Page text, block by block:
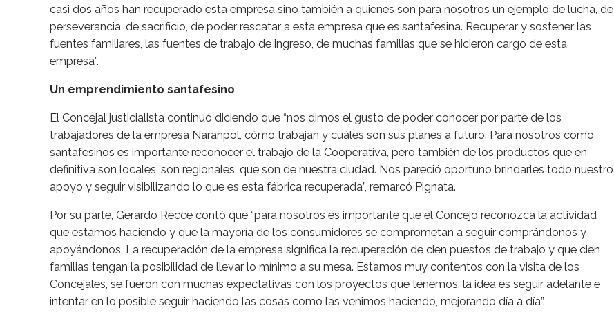
casi dos años han recuperado esta empresa sino también a quienes son para nosotros un ejemplo de lucha, de
perseverancia, de sacrificio, de poder rescatar a esta empresa que es santafesina. Recuperar y sostener las
fuentes familiares, las fuentes de trabajo de ingreso, de muchas familias que se hicieron cargo de esta
empresa”.
Un emprendimiento santafesino
El Concejal justicialista continuó diciendo que “nos dimos el gusto de poder conocer por parte de los
trabajadores de la empresa Naranpol, cómo trabajan y cuáles son sus planes a futuro. Para nosotros como
santafesinos es importante reconocer el trabajo de la Cooperativa, pero también de los productos que en
definitiva son locales, son regionales, que son de nuestra ciudad. Nos pareció oportuno brindarles todo nuestro
apoyo y seguir visibilizando lo que es esta fábrica recuperada”, remarcó Pignata.
Por su parte, Gerardo Recce contó que “para nosotros es importante que el Concejo reconozca la actividad
que estamos haciendo y que la mayoría de los consumidores se comprometan a seguir comprándonos y
apoyándonos. La recuperación de la empresa significa la recuperación de cien puestos de trabajo y que cien
familias tengan la posibilidad de llevar lo mínimo a su mesa. Estamos muy contentos con la visita de los
Concejales, se fueron con muchas expectativas con los proyectos que tenemos, la idea es seguir adelante e
intentar en lo posible seguir haciendo las cosas como las venimos haciendo, mejorando día a día”.